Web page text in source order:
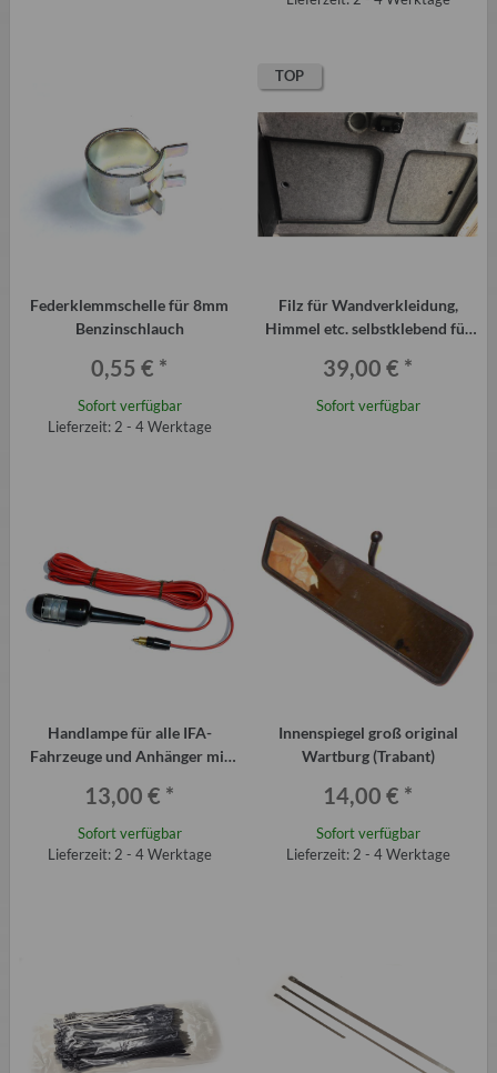
Federklemmschelle für 8mm
Benzinschlauch
0,55 € *
Sofort verfügbar
Lieferzeit: 2 - 4 Werktage
TOP
Filz für Wandverkleidung,
Himmel etc. selbstklebend für
39,00 € *
Sofort verfügbar
Handlampe für alle IFA-
Fahrzeuge und Anhänger mit
13,00 € *
Sofort verfügbar
Lieferzeit: 2 - 4 Werktage
Innenspiegel groß original
Wartburg (Trabant)
14,00 € *
Sofort verfügbar
Lieferzeit: 2 - 4 Werktage